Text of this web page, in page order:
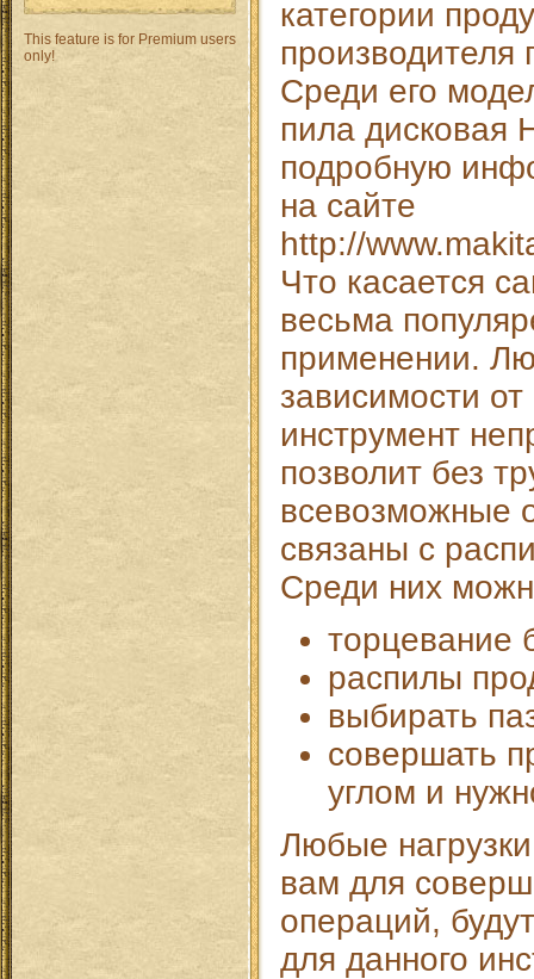
This feature is for Premium users
only!
категории
Среди его
пила дисковая
подробную
на сайте
http://
Что касается
весьма
применении.
зависимости
инструмент
позволит без
всевозможные
связаны с
Среди них
торцевание
распилы
выбирать
совершать
углом и
Любые
вам для
операций,
для данного